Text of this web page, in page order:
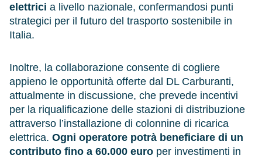
elettrici a livello nazionale, confermandosi punti
strategici per il futuro del trasporto sostenibile in
Italia.
Inoltre, la collaborazione consente di cogliere
appieno le opportunità offerte dal DL Carburanti,
attualmente in discussione, che prevede incentivi
per la riqualificazione delle stazioni di distribuzione
attraverso l’installazione di colonnine di ricarica
elettrica. Ogni operatore potrà beneficiare di un
contributo fino a 60.000 euro per investimenti in